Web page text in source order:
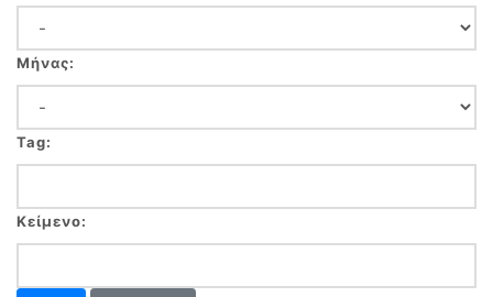
Μήνας:
Tag:
Κείμενο: